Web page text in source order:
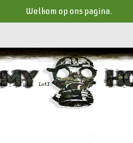
Welkom op ons pagina.